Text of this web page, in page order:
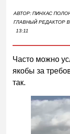
АВТОР:ПИНХАС
ГЛАВНЫЙ РЕДАКТОР В
13:11
Часто можно
якобы за
так.